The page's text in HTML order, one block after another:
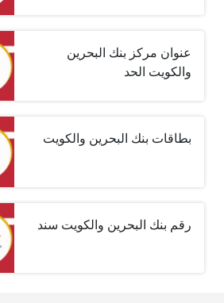
عنوان مركز بنك البحرين
والكويت الحد
بطاقات بنك البحرين والكويت
رقم بنك البحرين والكويت سند